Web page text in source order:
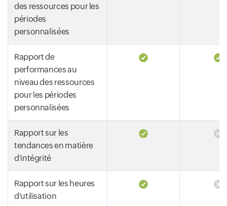
des ressources pour les
périodes
personnalisées
Rapport de
performances au
niveau des ressources
pour les périodes
personnalisées
Rapport sur les
tendances en matière
d'intégrité
Rapport sur les heures
d'utilisation